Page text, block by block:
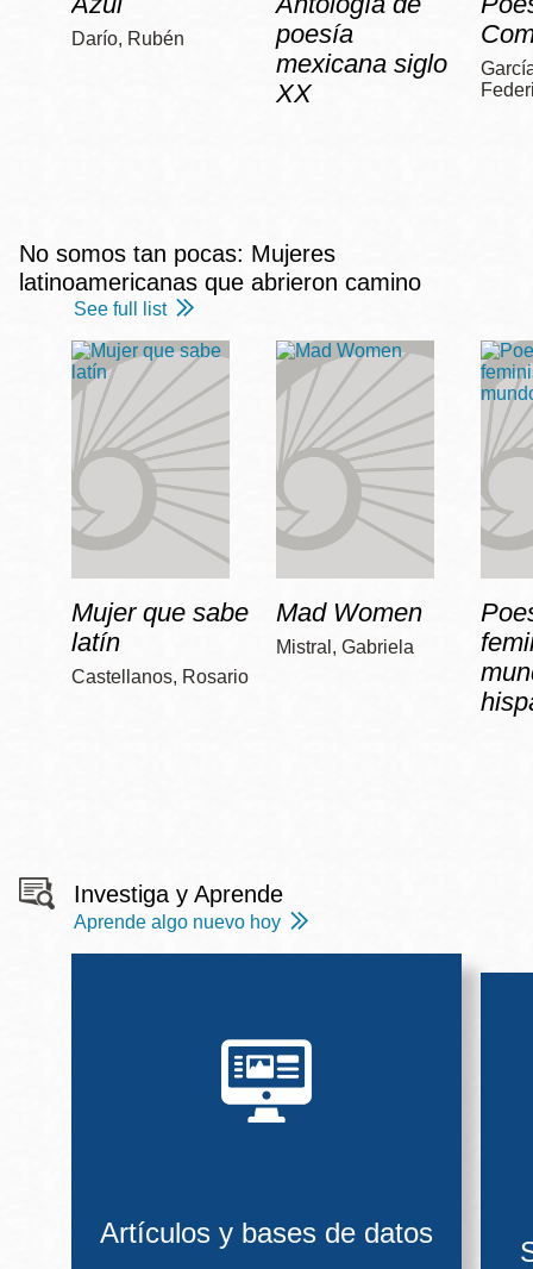
Darío, Rubén
poesía
mexicana siglo
XX
No somos tan pocas: Mujeres
latinoamericanas que abrieron camino
See full list
Mujer que sabe
latín
Castellanos, Rosario
Mad Women
Mistral, Gabriela
Investiga y Aprende
Aprende algo nuevo hoy
Artículos y bases de datos